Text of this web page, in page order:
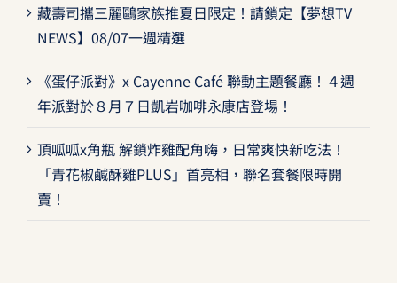
藏壽司攜三麗鷗家族推夏日限定！請鎖定【夢想TV
NEWS】08/07一週精選
《蛋仔派對》x Cayenne Café 聯動主題餐廳！４週
年派對於８月７日凱岩咖啡永康店登場！
頂呱呱x角瓶 解鎖炸雞配角嗨，日常爽快新吃法！
「青花椒鹹酥雞PLUS」首亮相，聯名套餐限時開
賣！